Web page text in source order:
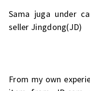
Sama juga under
seller Jingdong(JD)
From my own